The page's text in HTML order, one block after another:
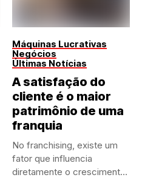
Máquinas Lucrativas
Negócios
Últimas Notícias
A satisfação do
cliente é o maior
patrimônio de uma
franquia
No franchising, existe um
fator que influencia
diretamente o crescimento